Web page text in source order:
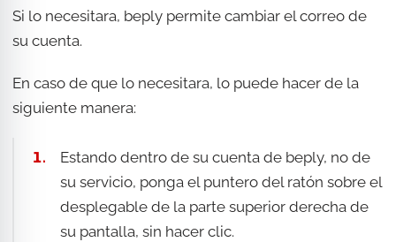
Si lo necesitara, beply permite cambiar el correo de
su cuenta.
En caso de que lo necesitara, lo puede hacer de la
siguiente manera:
Estando dentro de su cuenta de beply, no de
su servicio, ponga el puntero del ratón sobre el
desplegable de la parte superior derecha de
su pantalla, sin hacer clic.